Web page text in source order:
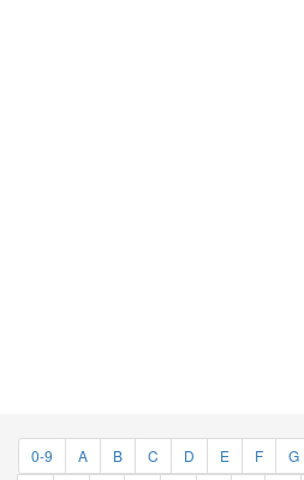
0-9 A B C D E F G